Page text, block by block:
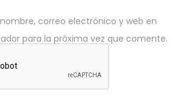
correo electrónico y web en
para la próxima vez que comente.